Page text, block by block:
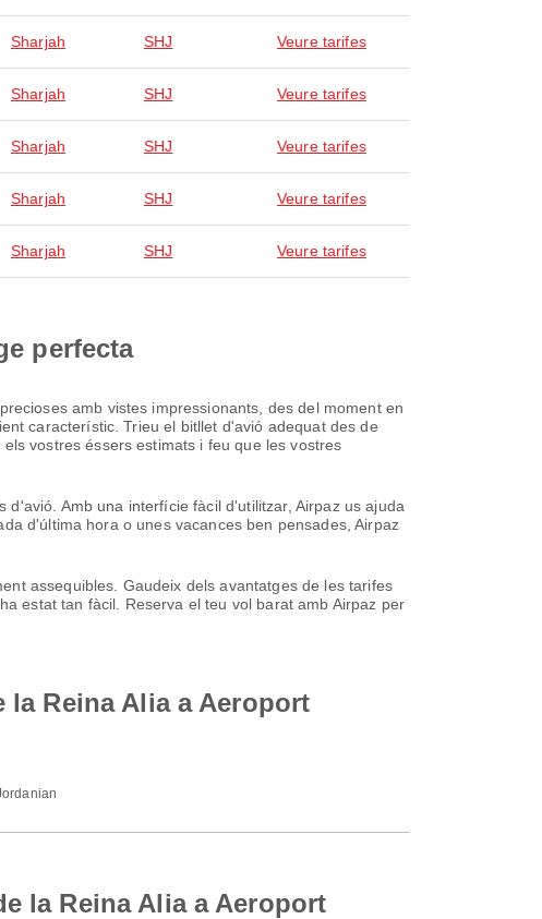
Sharjah SHJ Veure tarifes
Sharjah SHJ Veure tarifes
Sharjah SHJ Veure tarifes
Sharjah SHJ Veure tarifes
Sharjah SHJ Veure tarifes
perfecta
amb vistes impressionants, des del moment en
característic. Trieu el bitllet d'avió adequat des de
vostres éssers estimats i feu que les vostres
Amb una interfície fàcil d'utilitzar, Airpaz us ajuda
d'última hora o unes vacances ben pensades, Airpaz
assequibles. Gaudeix dels avantatges de les tarifes
estat tan fàcil. Reserva el teu vol barat amb Airpaz per
Reina Alia a Aeroport
la Reina Alia a Aeroport